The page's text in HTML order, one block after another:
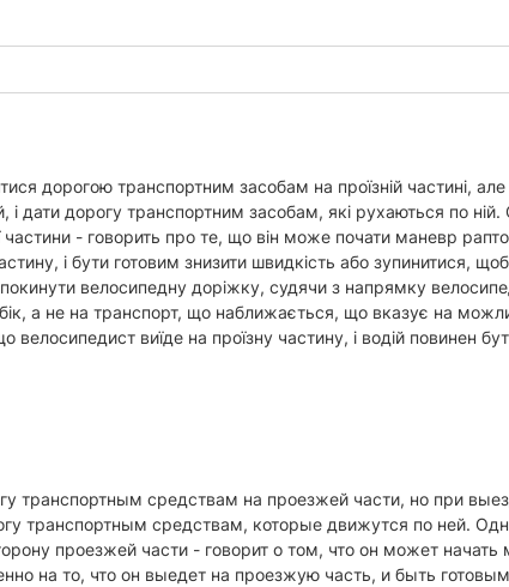
дорогою транспортним засобам на проїзній частині, але
дорогу транспортним засобам, які рухаються по ній.
частини - говорить про те, що він може почати маневр
і бути готовим знизити швидкість або зупинитися, щоб
велосипедну доріжку, судячи з напрямку
бік, а не на транспорт, що наближається, що вказує на
виїде на проїзну частину, і водій повинен
транспортным средствам на проезжей части, но при
транспортным средствам, которые движутся по ней.
проезжей части - говорит о том, что он может начать
на то, что он выедет на проезжую часть, и быть готовым